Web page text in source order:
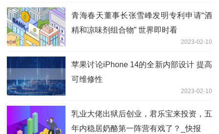
青海春天董事长张雪峰发明专利申请“酒
精和凉味剂组合物” 世界即时看
2023-02-10
苹果讨论iPhone 14的全新内部设计 提高
可维修性
2023-02-10
乳业大佬出狱后创业，君乐宝来投资，五
年内稳居奶酪第一阵营有戏了？_快报